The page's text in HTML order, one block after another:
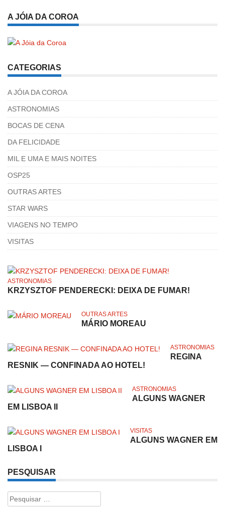
A JÓIA DA COROA
CATEGORIAS
A JÓIA DA COROA
ASTRONOMIAS
BOCAS DE CENA
DA FELICIDADE
MIL E UMA E MAIS NOITES
OSP25
OUTRAS ARTES
STAR WARS
VIAGENS NO TEMPO
VISITAS
ASTRONOMIAS
KRZYSZTOF PENDERECKI: DEIXA DE FUMAR!
OUTRAS ARTES
MÁRIO MOREAU
ASTRONOMIAS
REGINA
RESNIK — CONFINADA AO HOTEL!
ASTRONOMIAS
ALGUNS WAGNER
EM LISBOA II
VISITAS
ALGUNS WAGNER EM
LISBOA I
PESQUISAR
Pesquisar
por: